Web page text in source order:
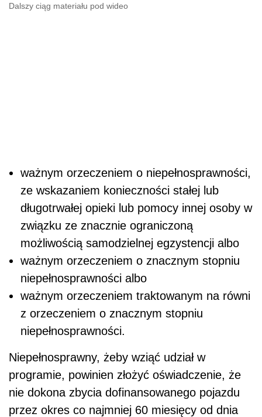
Dalszy ciąg materiału pod wideo
ważnym orzeczeniem o niepełnosprawności,
ze wskazaniem konieczności stałej lub
długotrwałej opieki lub pomocy innej osoby w
związku ze znacznie ograniczoną
możliwością samodzielnej egzystencji albo
ważnym orzeczeniem o znacznym stopniu
niepełnosprawności albo
ważnym orzeczeniem traktowanym na równi
z orzeczeniem o znacznym stopniu
niepełnosprawności.
Niepełnosprawny, żeby wziąć udział w
programie, powinien złożyć oświadczenie, że
nie dokona zbycia dofinansowanego pojazdu
przez okres co najmniej 60 miesięcy od dnia